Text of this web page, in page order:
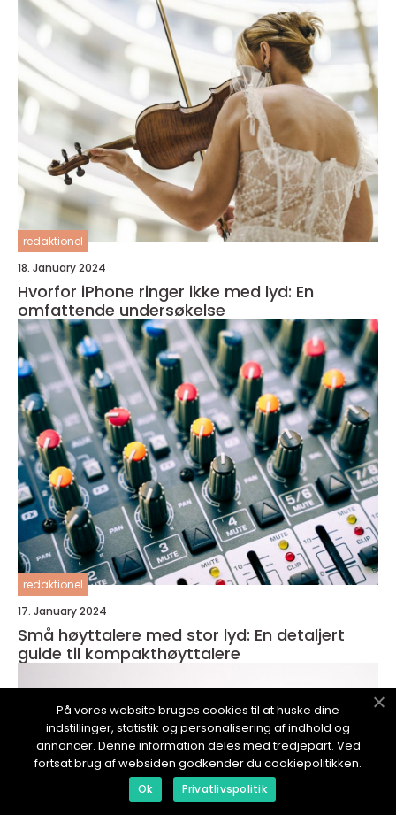
redaktionel
18. January 2024
Hvorfor iPhone ringer ikke med lyd: En
omfattende undersøkelse
redaktionel
17. January 2024
Små høyttalere med stor lyd: En detaljert
guide til kompakthøyttalere
På vores website bruges cookies til at huske dine
indstillinger, statistik og personalisering af indhold og
annoncer. Denne information deles med tredjepart. Ved
fortsat brug af websiden godkender du cookiepolitikken.
Ok Privatlivspolitik